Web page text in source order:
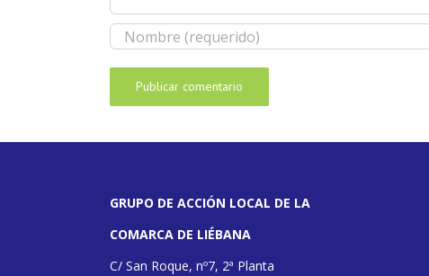
GRUPO DE ACCIÓN LOCAL DE LA
COMARCA DE LIÉBANA
C/ San Roque, nº7, 2ª Planta